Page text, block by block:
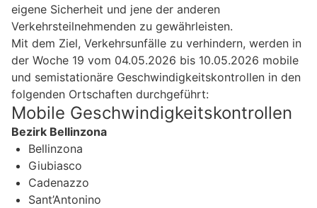
eigene Sicherheit und jene der anderen
Verkehrsteilnehmenden zu gewährleisten.
Mit dem Ziel, Verkehrsunfälle zu verhindern, werden in
der Woche 19 vom 04.05.2026 bis 10.05.2026 mobile
und semistationäre Geschwindigkeitskontrollen in den
folgenden Ortschaften durchgeführt:
Mobile Geschwindigkeitskontrollen
Bezirk Bellinzona
Bellinzona
Giubiasco
Cadenazzo
Sant’Antonino